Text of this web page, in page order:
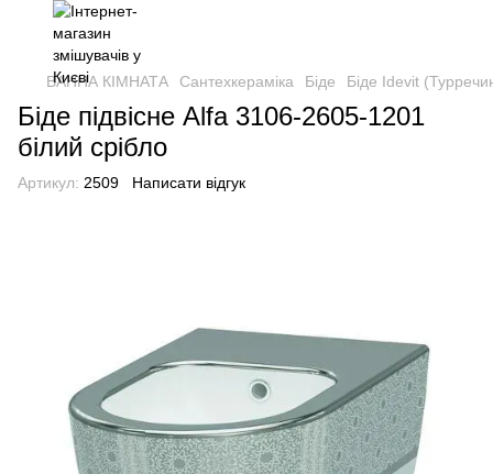
ВАННА КІМНАТА Сантехкераміка Біде Біде Idevit
Біде підвісне Alfa 3106-2605-1201
білий срібло
Артикул: 2509 Написати відгук